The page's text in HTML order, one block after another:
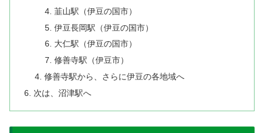
韮山駅（伊豆の国市）
伊豆長岡駅（伊豆の国市）
大仁駅（伊豆の国市）
修善寺駅（伊豆市）
修善寺駅から、さらに伊豆の各地域へ
次は、沼津駅へ